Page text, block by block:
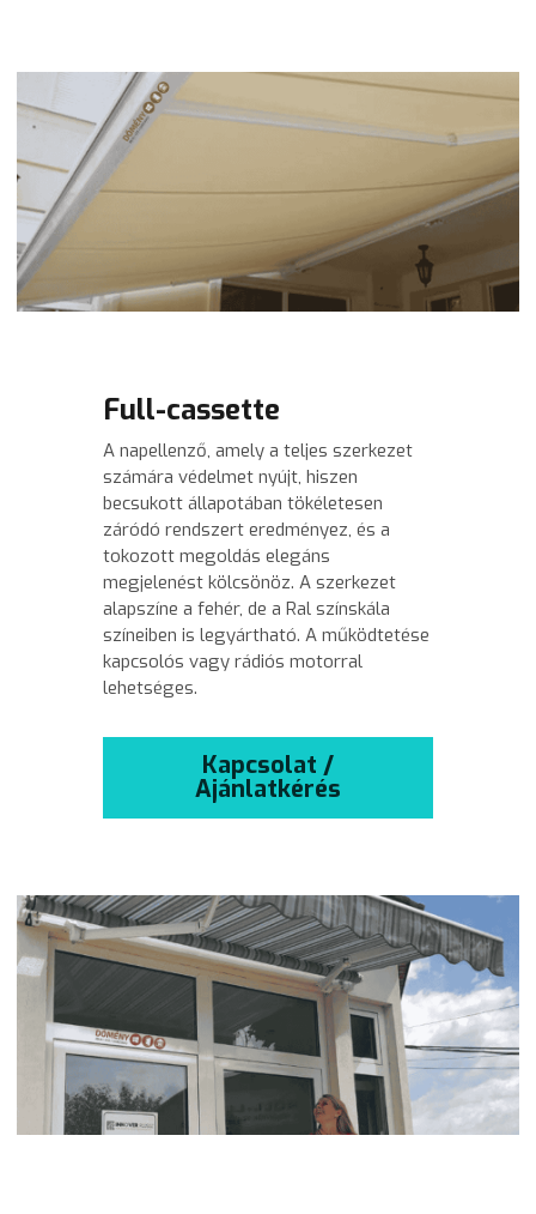
Full-cassette
A napellenző, amely a teljes szerkezet
számára védelmet nyújt, hiszen
becsukott állapotában tökéletesen
záródó rendszert eredményez, és a
tokozott megoldás elegáns
megjelenést kölcsönöz. A szerkezet
alapszíne a fehér, de a Ral színskála
színeiben is legyártható. A működtetése
kapcsolós vagy rádiós motorral
lehetséges.
Kapcsolat /
Ajánlatkérés